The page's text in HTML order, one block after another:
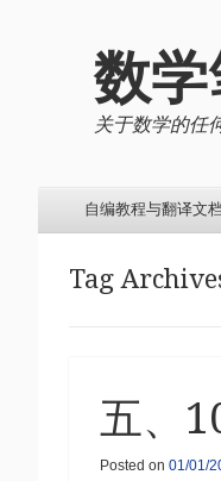
数
关于数学的任
Menu
Skip to content
自编教程与翻译文档
Tag
五、
Posted on 01/01/